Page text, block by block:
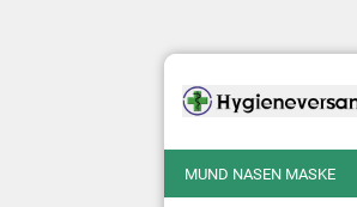
MUND NASEN MASKE